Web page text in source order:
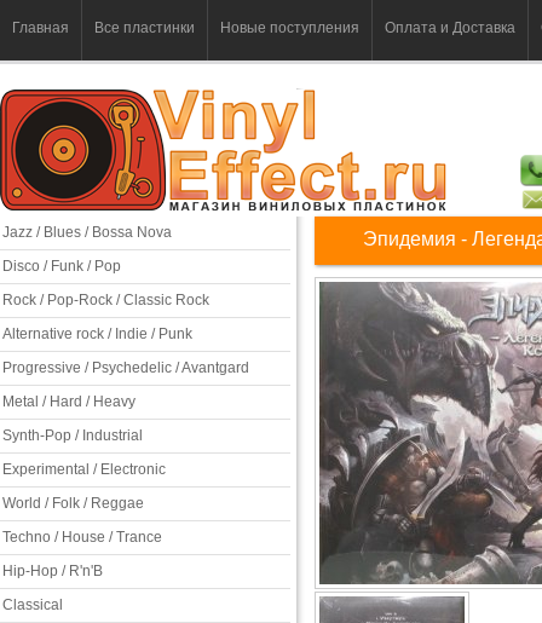
Главная Все пластинки Новые поступления Оплата и Доставка
Jazz / Blues / Bossa Nova
Disco / Funk / Pop
Rock / Pop-Rock / Classic Rock
Alternative rock / Indie / Punk
Progressive / Psychedelic / Avantgard
Metal / Hard / Heavy
Synth-Pop / Industrial
Experimental / Electronic
World / Folk / Reggae
Techno / House / Trance
Hip-Hop / R'n'B
Classical
Эпидемия -